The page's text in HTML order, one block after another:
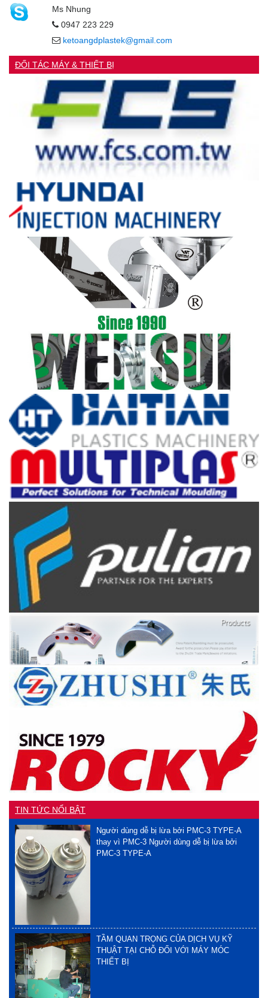
Ms Nhung
0947 223 229
ketoangdplastek@gmail.com
ĐỐI TÁC MÁY & THIẾT BỊ
TIN TỨC NỔI BẬT
Người dùng dễ bị lừa bởi PMC-3 TYPE-A
thay vì PMC-3 Người dùng dễ bị lừa bởi
PMC-3 TYPE-A
TẦM QUAN TRỌNG CỦA DỊCH VỤ KỸ
THUẬT TẠI CHỖ ĐỐI VỚI MÁY MÓC
THIẾT BỊ